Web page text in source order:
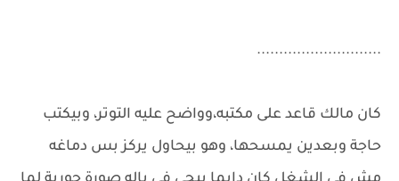
............................
كان مالك قاعد على مكتبه،وواضح عليه التوتر، وبيكتب
حاجة وبعدين يمسحها، وهو بيحاول يركز بس دماغه